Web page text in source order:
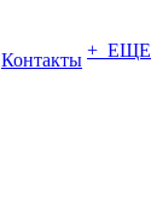
Контакты + ЕЩЕ